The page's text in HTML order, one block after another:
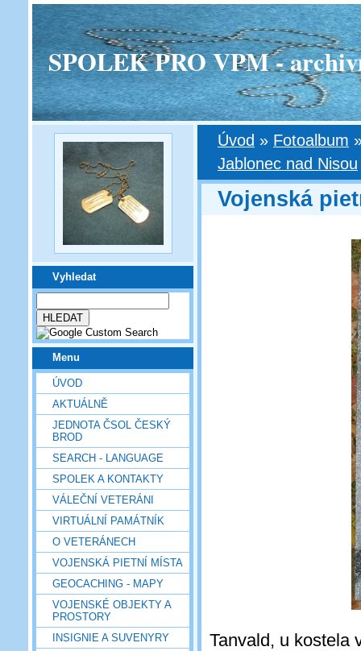
SPOLEK PRO VPM -
Vyhledat
Menu
ÚVOD
AKTUÁLNĚ
JEDNOTA ČSOL ČESKÝ
BROD
SEARCH - LANGUAGE
SPOLEK A KONTAKTY
VÁLEČNÍ VETERÁNI
VIRTUÁLNÍ PAMÁTNÍK
O VETERÁNECH
VOJENSKÁ PIETNÍ MÍSTA
GEOCACHING - MAPY
VOJENSKÉ OBJEKTY A
PROSTORY
INSIGNIE A SUVENYRY
Úvod » Fotoalbum
Jablonec nad Nisou
Vojenská
Tanvald, u kostela